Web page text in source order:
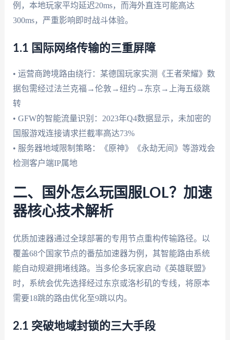
例，本地玩家平均延迟20ms，而海外直连可能高达
300ms，严重影响即时战斗体验。
1.1 国际网络传输的三重屏障
• 运营商跨境路由绕行：某德国玩家实测《王者荣耀》数
据包需经过法兰克福→伦敦→纽约→东京→上海五级跳
转
• GFW的智能流量识别：2023年Q4数据显示，未加密的
国服游戏连接请求拦截率高达73%
• 服务器地域限制策略：《原神》《永劫无间》等游戏会
检测客户端IP属地
二、国外怎么玩国服LOL？加速
器核心技术解析
优质加速器通过全球部署的专用节点重构传输路径。以
覆盖68个国家节点的番茄加速器为例，其智能路由系统
能自动规避拥堵线路。当多伦多玩家启动《英雄联盟》
时，系统会优先选择经过东京或洛杉矶的专线，将原本
需要18跳的路由优化至9跳以内。
2.1 突破地域封锁的三大手段